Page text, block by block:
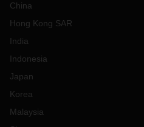
China
Hong Kong SAR
India
Indonesia
Japan
Korea
Malaysia